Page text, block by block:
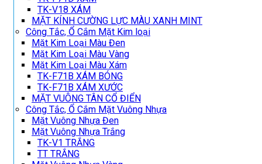
TK-V18 XÁM
MẶT KÍNH CƯỜNG LỰC MÀU XANH MINT
Công Tắc, Ổ Cắm Mặt Kim loại
Mặt Kim Loại Màu Đen
Mặt Kim Loại Màu Vàng
Mặt Kim Loại Màu Xám
TK-F71B XÁM BÓNG
TK-F71B XÁM XƯỚC
MẶT VUÔNG TÂN CỔ ĐIỂN
Công Tắc, Ổ Cắm Mặt Vuông Nhựa
Mặt Vuông Nhựa Đen
Mặt Vuông Nhựa Trắng
TK-V1 TRẮNG
TT TRẮNG